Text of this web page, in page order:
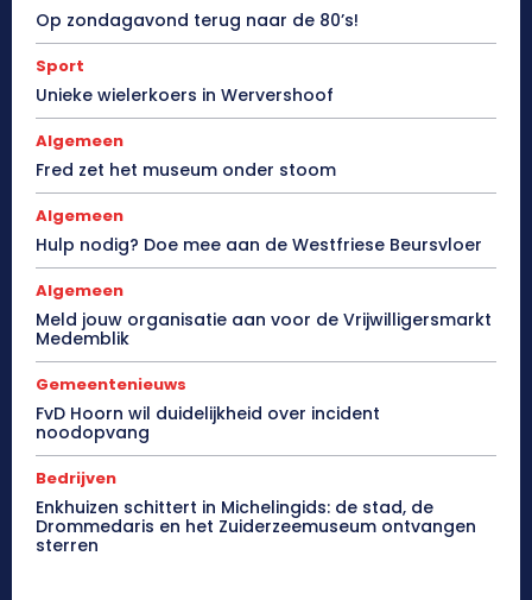
Op zondagavond terug naar de 80’s!
Sport
Unieke wielerkoers in Wervershoof
Algemeen
Fred zet het museum onder stoom
Algemeen
Hulp nodig? Doe mee aan de Westfriese Beursvloer
Algemeen
Meld jouw organisatie aan voor de Vrijwilligersmarkt
Medemblik
Gemeentenieuws
FvD Hoorn wil duidelijkheid over incident
noodopvang
Bedrijven
Enkhuizen schittert in Michelingids: de stad, de
Drommedaris en het Zuiderzeemuseum ontvangen
sterren